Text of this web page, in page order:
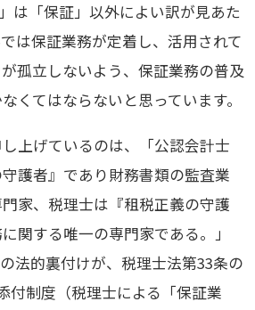
は「保証」以外によい訳が見あた
は保証業務が定着し、活用されて
孤立しないよう、保証業務の普及
くてはならないと思っています。
上げているのは、「公認会計士
護者』であり財務書類の監査業
家、税理士は『租税正義の守護
関する唯一の専門家である。」
法的裏付けが、税理士法第33条の
付制度（税理士による「保証業